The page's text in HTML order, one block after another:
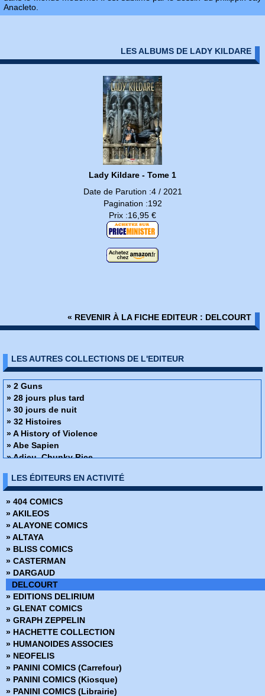
Anacleto.
LES ALBUMS DE LADY KILDARE
Lady Kildare - Tome 1
Date de Parution :4 / 2021
Pagination :192
Prix :16,95 €
« REVENIR À LA FICHE EDITEUR : DELCOURT
LES AUTRES COLLECTIONS DE L'EDITEUR
» 2 Guns
» 28 jours plus tard
» 30 jours de nuit
» 32 Histoires
» A History of Violence
» Abe Sapien
» Adieu, Chunky Rice
» Alex + Ada
» Ange ou Démon
» Apprendre à dessiner des super-héros
» Arrowsmith
» Assistante & Exécutrice
» Astronauts in trouble
» Athena
» Attoneen
» Au cœur de la tempête
» Avatar - Au coeur des ombres
» Avatar - Aux frontières de pandora
» Avatar - Le champ céleste
» Avatar - Le destin de Tsu Tey
» Avatar - S'adapter ou mourir
» Bad Ass
» Bad Blood
» Barnstormers
» Batman - Année 1
» Batman - Rire et mourir
LES ÉDITEURS EN ACTIVITÉ
» 404 COMICS
» AKILEOS
» ALAYONE COMICS
» ALTAYA
» BLISS COMICS
» CASTERMAN
» DARGAUD
DELCOURT
» EDITIONS DELIRIUM
» GLENAT COMICS
» GRAPH ZEPPELIN
» HACHETTE COLLECTION
» HUMANOIDES ASSOCIES
» NEOFELIS
» PANINI COMICS (Carrefour)
» PANINI COMICS (Kiosque)
» PANINI COMICS (Librairie)